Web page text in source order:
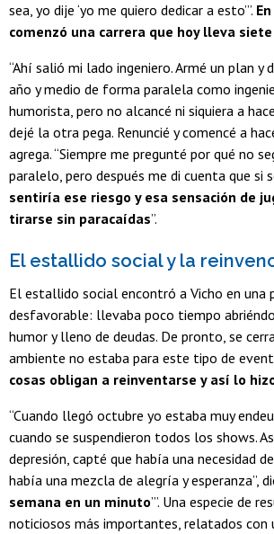
sea, yo dije ‘yo me quiero dedicar a esto’”.
comenzó una carrera que hoy lleva
“Ahí salió mi lado ingeniero. Armé un plan y
año y medio de forma paralela como
humorista, pero no alcancé ni siquiera a
dejé la otra pega. Renuncié y comencé a
agrega. “Siempre me pregunté por qué no
paralelo, pero después me di cuenta que si
sentiría ese riesgo y esa sensación de
tirarse sin paracaídas”.
El estallido social y la
El estallido social encontró a Vicho en una
desfavorable: llevaba poco tiempo
humor y lleno de deudas. De pronto, se
ambiente no estaba para este tipo de
cosas obligan a reinventarse y así lo
“Cuando llegó octubre yo estaba muy
cuando se suspendieron todos los shows.
depresión, capté que había una necesidad
había una mezcla de alegría y esperanza”,
semana en un minuto’”. Una especie de
noticiosos más importantes, relatados con